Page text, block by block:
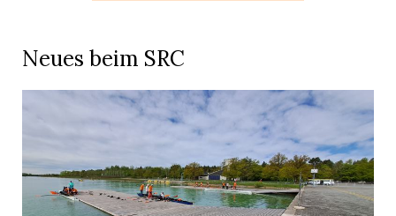
Neues beim SRC